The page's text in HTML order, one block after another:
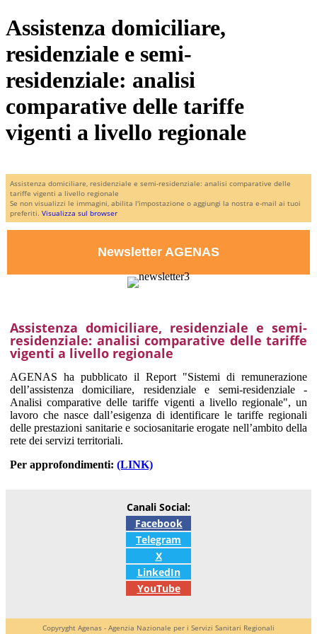
Assistenza domiciliare,
residenziale e semi-
residenziale: analisi
comparative delle tariffe
vigenti a livello regionale
Assistenza domiciliare, residenziale e semi-residenziale: analisi comparative delle
tariffe vigenti a livello regionale
Se non visualizzi le immagini, abilita l'impostazione o aggiungi la nostra e-mail ai tuoi
preferiti. Visualizza sul browser
Newsletter AGENAS
Assistenza domiciliare, residenziale e semi-
residenziale: analisi comparative delle tariffe
vigenti a livello regionale
AGENAS ha pubblicato il Report "Sistemi di remunerazione
dell’assistenza domiciliare, residenziale e semi-residenziale -
Analisi comparative delle tariffe vigenti a livello regionale", un
lavoro che nasce dall’esigenza di identificare le tariffe regionali
delle prestazioni sanitarie e sociosanitarie erogate nell’ambito della
rete dei servizi territoriali.
Per approfondimenti: (LINK)
Canali Social:
Facebook
Telegram
X
LinkedIn
YouTube
Copyryght Agenas - Agenzia Nazionale per i Servizi Sanitari Regionali